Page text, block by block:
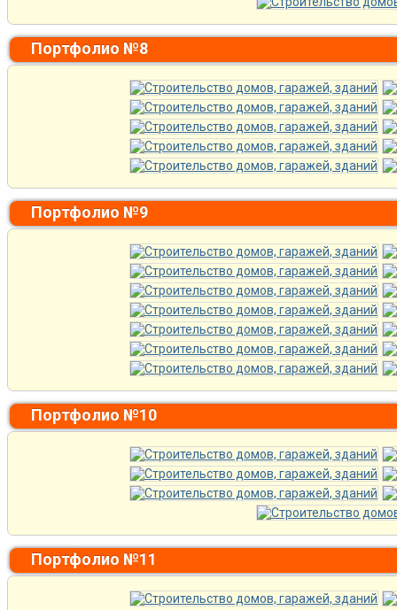
Портфолио №8
Портфолио №9
Портфолио №10
Портфолио №11